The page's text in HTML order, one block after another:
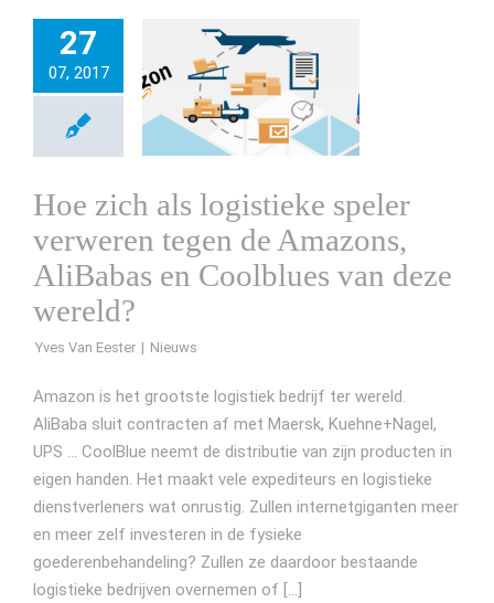
27
07, 2017
Hoe zich als logistieke speler
verweren tegen de Amazons,
AliBabas en Coolblues van deze
wereld?
Yves Van Eester
Amazon is het grootste logistiek bedrijf ter wereld.
AliBaba sluit contracten af met Maersk, Kuehne+Nagel,
UPS ... CoolBlue neemt de distributie van zijn producten in
eigen handen. Het maakt vele expediteurs en logistieke
dienstverleners wat onrustig. Zullen internetgiganten meer
en meer zelf investeren in de fysieke
goederenbehandeling? Zullen ze daardoor bestaande
logistieke bedrijven overnemen of [...]